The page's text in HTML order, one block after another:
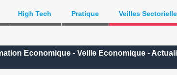
High Tech Pratique Veilles
Economique - Veille Economique -